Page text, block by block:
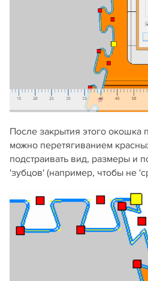
После закрытия этого окошка
можно перетягиванием
подстраивать вид, размеры и
'зубцов' (например, чтобы не